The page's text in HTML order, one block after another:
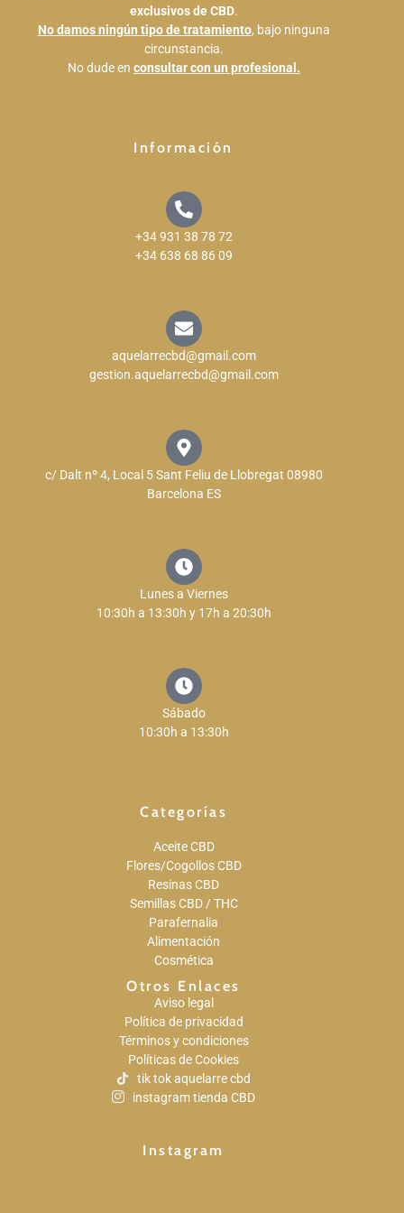
cosa
para
probar
incluso
saber
compra
r, 100%
recome
exclusivos de CBD.
No damos ningún tipo de tratamiento, bajo ninguna
circunstancia.
No dude en consultar con un profesional.
Información
+34 931 38 78 72
+34 638 68 86 09
aquelarrecbd@gmail.com
gestion.aquelarrecbd@gmail.com
c/ Dalt nº 4, Local 5 Sant Feliu de Llobregat 08980
Barcelona ES
Lunes a Viernes
10:30h a 13:30h y 17h a 20:30h
Sábado
10:30h a 13:30h
Categorías
Aceite CBD
Flores/Cogollos CBD
Resinas CBD
Semillas CBD / THC
Parafernalia
Alimentación
Cosmética
Otros Enlaces
Aviso legal
Política de privacidad
Términos y condiciones
Políticas de Cookies
tik tok aquelarre cbd
instagram tienda CBD
Instagram